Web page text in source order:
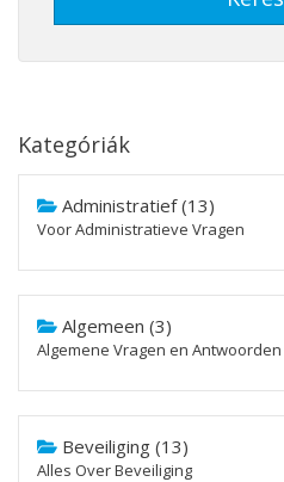
Kategóriák
Administratief (13)
Voor Administratieve Vragen
Algemeen (3)
Algemene Vragen en Antwoorden
Beveiliging (13)
Alles Over Beveiliging